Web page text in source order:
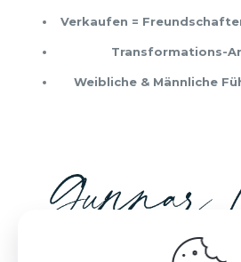
Verkaufen =
Transformations-
Weibliche & Männliche